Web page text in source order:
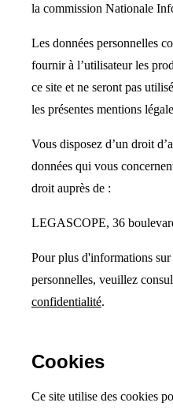
la commission Nationale
Les données personnelles
fournir à l’utilisateur les
ce site et ne seront pas
les présentes mentions
Vous disposez d’un droit
données qui vous
droit auprès de :
LEGASCOPE, 36
Pour plus d'informations
personnelles, veuillez
confidentialité.
Cookies
Ce site utilise des cookies